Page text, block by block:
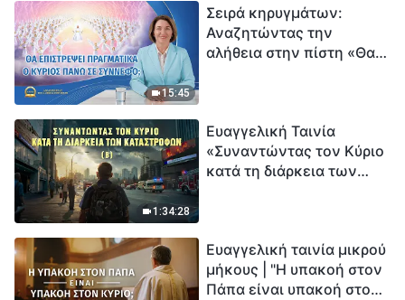
15:45
Σειρά κηρυγμάτων:
Αναζητώντας την
αλήθεια στην πίστη «Θα
1:34:28
Ευαγγελική Ταινία
«Συναντώντας τον Κύριο
κατά τη διάρκεια των
εξαφάνισης». Οι
καταστροφές χτυπούν.
Ξεκινά η αντίστροφη
Ευαγγελική ταινία μικρού
μήκους | "Η υπακοή στον
Πάπα είναι υπακοή στον